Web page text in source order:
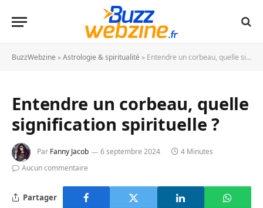
BuzzWebzine »Astrologie & spiritualité » Entendre un corbeau, quelle signification spirituelle ?
Entendre un corbeau, quelle
signification spirituelle ?
Par Fanny Jacob 6 septembre 2024
4 Minutes
Aucun commentaire
Partager